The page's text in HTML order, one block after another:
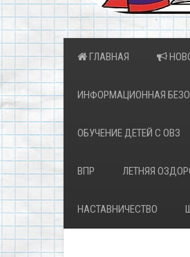
ГЛАВНАЯ
ИНФОРМАЦИОННАЯ
ОБУЧЕНИЕ ДЕТЕЙ С ОВЗ
ВПР ЛЕТНЯЯ
НАСТАВНИЧЕСТВО